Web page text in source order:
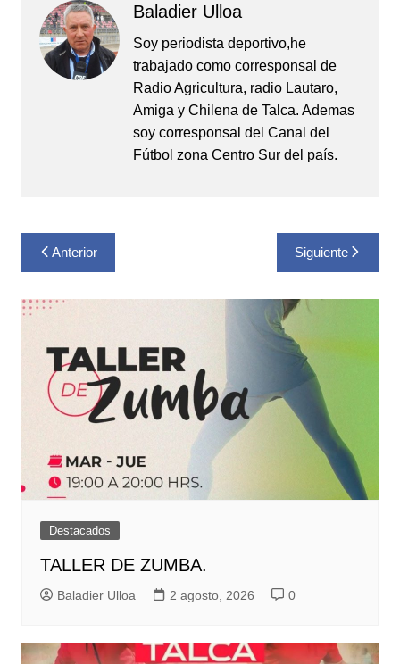
Baladier Ulloa
Soy periodista deportivo,he
trabajado como corresponsal de
Radio Agricultura, radio Lautaro,
Amiga y Chilena de Talca. Ademas
soy corresponsal del Canal del
Fútbol zona Centro Sur del país.
Navegación
de
entradas
Anterior Siguiente
Destacados
TALLER DE ZUMBA.
Baladier Ulloa 2 agosto, 2026 0